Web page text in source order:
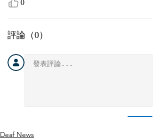
Deaf News